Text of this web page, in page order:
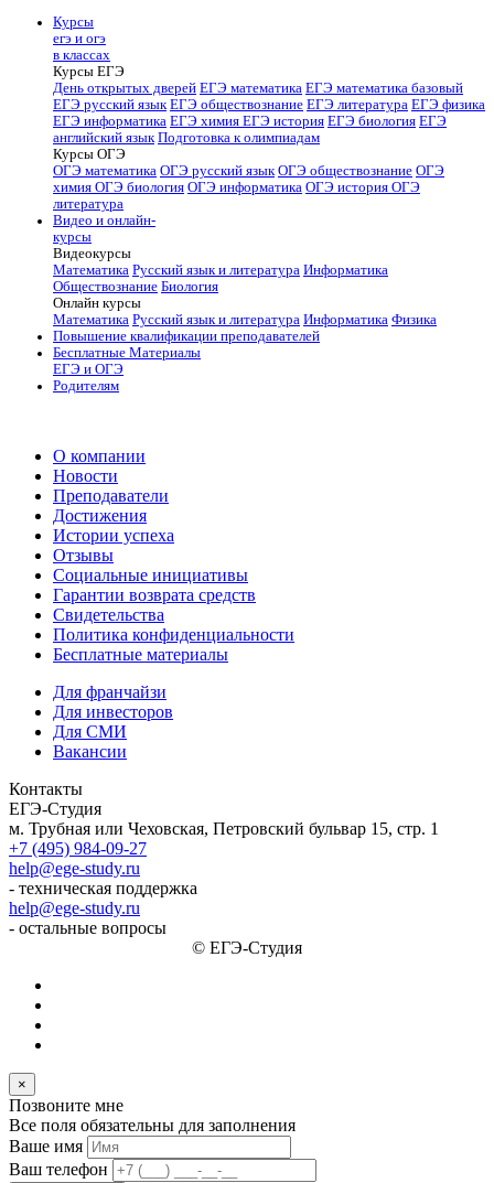
Курсы
егэ и огэ
в классах
Курсы ЕГЭ
День открытых дверей ЕГЭ математика ЕГЭ математика базовый
ЕГЭ русский язык ЕГЭ обществознание ЕГЭ литература ЕГЭ физика
ЕГЭ информатика ЕГЭ химия ЕГЭ история ЕГЭ биология ЕГЭ
английский язык Подготовка к олимпиадам
Курсы ОГЭ
ОГЭ математика ОГЭ русский язык ОГЭ обществознание ОГЭ
химия ОГЭ биология ОГЭ информатика ОГЭ история ОГЭ
литература
Видео и онлайн-
курсы
Видеокурсы
Математика Русский язык и литература Информатика
Обществознание Биология
Онлайн курсы
Математика Русский язык и литература Информатика Физика
Повышение квалификации преподавателей
Бесплатные Материалы
ЕГЭ и ОГЭ
Родителям
О компании
Новости
Преподаватели
Достижения
Истории успеха
Отзывы
Социальные инициативы
Гарантии возврата средств
Свидетельства
Политика конфиденциальности
Бесплатные материалы
Для франчайзи
Для инвесторов
Для СМИ
Вакансии
Контакты
ЕГЭ-Студия
м. Трубная или Чеховская, Петровский бульвар 15, стр. 1
+7 (495) 984-09-27
help@ege-study.ru
- техническая поддержка
help@ege-study.ru
- остальные вопросы
© ЕГЭ-Студия
×
Позвоните мне
Все поля обязательны для заполнения
Ваше имя
Ваш телефон